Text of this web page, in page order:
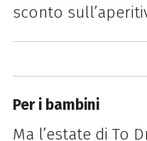
sconto
Per i bambini
Ma l’estate di To